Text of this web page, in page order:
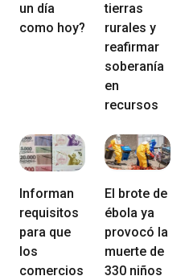
un día
como hoy?
tierras
rurales y
reafirmar
soberanía
en
recursos
Informan
requisitos
para que
los
comercios
El brote de
ébola ya
provocó la
muerte de
330 niños